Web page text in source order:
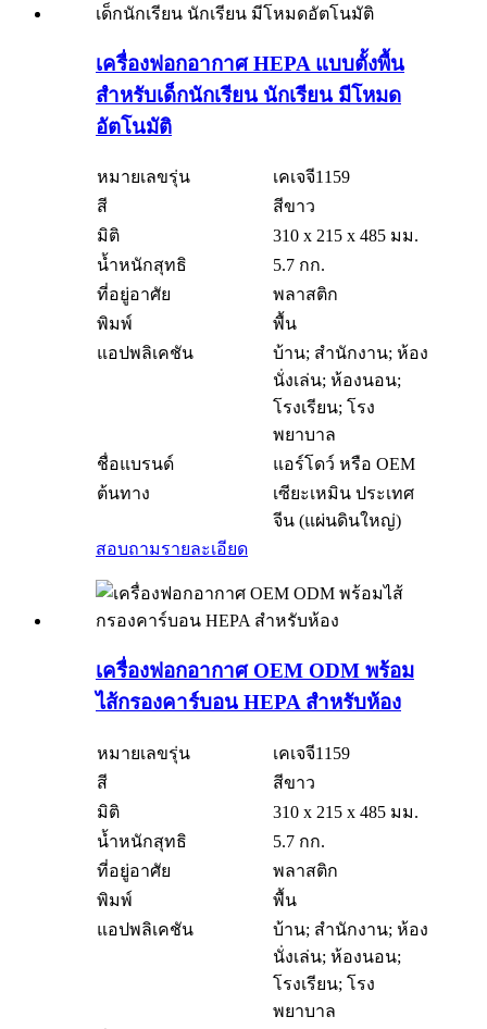
เครื่องฟอกอากาศ HEPA แบบตั้งพื้น
สำหรับเด็กนักเรียน นักเรียน มีโหมด
อัตโนมัติ
หมายเลขรุ่น
เคเจจี1159
สี
สีขาว
มิติ
310 x 215 x 485 มม.
น้ำหนักสุทธิ
5.7 กก.
ที่อยู่อาศัย
พลาสติก
พิมพ์
พื้น
แอปพลิเคชัน
บ้าน; สำนักงาน; ห้อง
นั่งเล่น; ห้องนอน;
โรงเรียน; โรง
พยาบาล
ชื่อแบรนด์
แอร์โดว์ หรือ OEM
ต้นทาง
เซียะเหมิน ประเทศ
จีน (แผ่นดินใหญ่)
สอบถามรายละเอียด
เครื่องฟอกอากาศ OEM ODM พร้อม
ไส้กรองคาร์บอน HEPA สำหรับห้อง
หมายเลขรุ่น
เคเจจี1159
สี
สีขาว
มิติ
310 x 215 x 485 มม.
น้ำหนักสุทธิ
5.7 กก.
ที่อยู่อาศัย
พลาสติก
พิมพ์
พื้น
แอปพลิเคชัน
บ้าน; สำนักงาน; ห้อง
นั่งเล่น; ห้องนอน;
โรงเรียน; โรง
พยาบาล